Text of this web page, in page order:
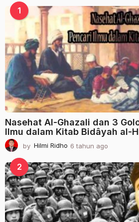
n
a
g
o
1
Nasehat Al-Ghazali dan 3
Ilmu dalam Kitab Bidâyah al-
by Hilmi Ridho 6 tahun ago
a
h
u
n
a
g
o
2